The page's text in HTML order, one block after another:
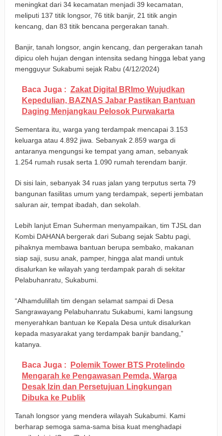
meningkat dari 34 kecamatan menjadi 39 kecamatan,
meliputi 137 titik longsor, 76 titik banjir, 21 titik angin
kencang, dan 83 titik bencana pergerakan tanah.
Banjir, tanah longsor, angin kencang, dan pergerakan tanah
dipicu oleh hujan dengan intensita sedang hingga lebat yang
mengguyur Sukabumi sejak Rabu (4/12/2024)
Baca Juga : Zakat Digital BRImo Wujudkan
Kepedulian, BAZNAS Jabar Pastikan Bantuan
Daging Menjangkau Pelosok Purwakarta
Sementara itu, warga yang terdampak mencapai 3.153
keluarga atau 4.892 jiwa. Sebanyak 2.859 warga di
antaranya mengungsi ke tempat yang aman, sebanyak
1.254 rumah rusak serta 1.090 rumah terendam banjir.
Di sisi lain, sebanyak 34 ruas jalan yang terputus serta 79
bangunan fasilitas umum yang terdampak, seperti jembatan
saluran air, tempat ibadah, dan sekolah.
Lebih lanjut Eman Suherman menyampaikan, tim TJSL dan
Kombi DAHANA bergerak dari Subang sejak Sabtu pagi,
pihaknya membawa bantuan berupa sembako, makanan
siap saji, susu anak, pamper, hingga alat mandi untuk
disalurkan ke wilayah yang terdampak parah di sekitar
Pelabuhanratu, Sukabumi.
“Alhamdulillah tim dengan selamat sampai di Desa
Sangrawayang Pelabuhanratu Sukabumi, kami langsung
menyerahkan bantuan ke Kepala Desa untuk disalurkan
kepada masyarakat yang terdampak banjir bandang,”
katanya.
Baca Juga :
Polemik Tower BTS Protelindo
Mengarah ke Pengawasan Pemda, Warga
Desak Izin dan Persetujuan Lingkungan
Dibuka ke Publik
Tanah longsor yang mendera wilayah Sukabumi. Kami
berharap semoga sama-sama bisa kuat menghadapi